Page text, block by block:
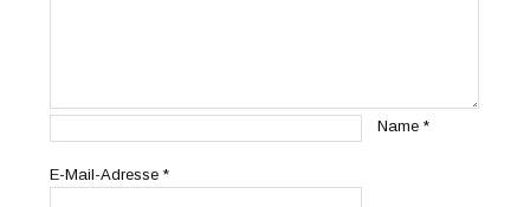
Name*
E-Mail-Adresse*